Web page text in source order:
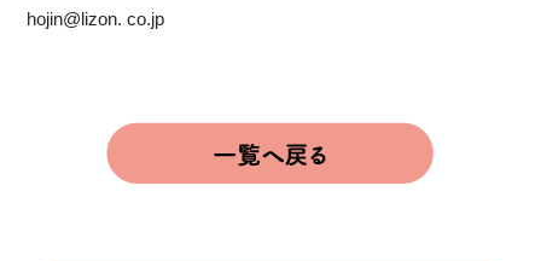
hojin@lizon. co.jp